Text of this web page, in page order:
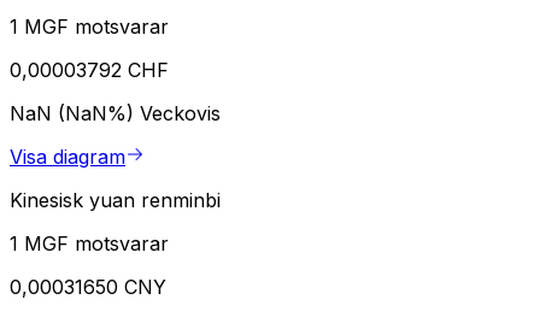
1 MGF motsvarar
0,00003792 CHF
NaN (NaN%) Veckovis
Visa diagram
Kinesisk yuan renminbi
1 MGF motsvarar
0,00031650 CNY